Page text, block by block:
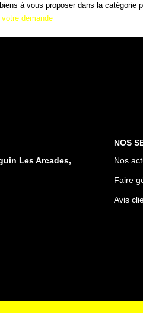
à vous proposer dans la
demande
Les Arcades,
NOS
Nos
Faire
Avis